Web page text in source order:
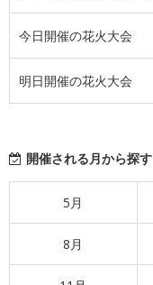
今日開催の花火大会
明日開催の花火大会
開催される月から探す
5月
8月